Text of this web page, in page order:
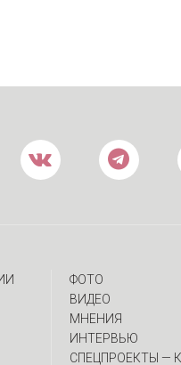
ФОТО
ВИДЕО
МНЕНИЯ
ИНТЕРВЬЮ
CПЕЦПРОЕКТЫ —